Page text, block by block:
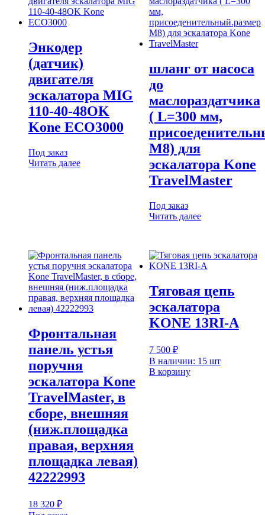
Энкодер
(датчик)
двигателя
эскалатора MIG
110-40-48OK
Kone ECO3000
Под заказ
Читать далее
шланг от насоса
до
маслораздатчика
( L=300 мм,
М8) для
эскалатора Kone
TravelMaster
Под заказ
Читать далее
Фронтальная
панель устья
поручня
эскалатора Kone
TravelMaster, в
сборе, внешняя
(ниж.площадка
правая, верхняя
площадка левая)
42222993
18 320 ₽
Тяговая цепь
эскалатора
KONE 13RI-A
7 500 ₽
В наличии: 15 шт
В корзину